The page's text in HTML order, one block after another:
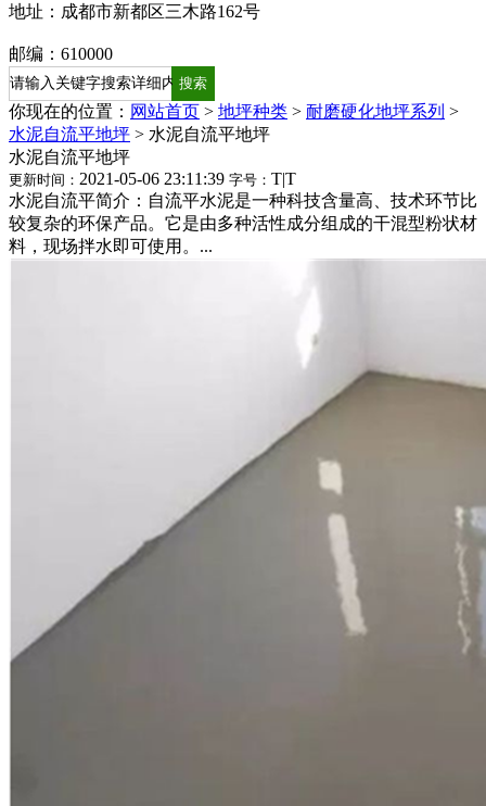
地址：成都市新都区三木路162号
邮编：610000
你现在的位置： 网站首页 > 地坪种类 > 耐磨硬化地坪系列 >
水泥自流平地坪 > 水泥自流平地坪
水泥自流平地坪
更新时间： 2021-05-06 23:11:39 字号： T|T
水泥自流平简介：自流平水泥是一种科技含量高、技术环节比
较复杂的环保产品。它是由多种活性成分组成的干混型粉状材
料，现场拌水即可使用。...